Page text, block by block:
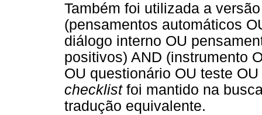
Também foi utilizada a
(pensamentos automáticos
diálogo interno OU
positivos) AND (instrumento
OU questionário OU teste OU
checklistfoi mantido na
tradução equivalente.